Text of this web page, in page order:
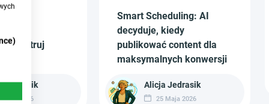
filtruj
Jedrasik
Maja 2026
Smart Scheduling: AI
decyduje, kiedy
publikować content dla
maksymalnych konwersji
Alicja Jedrasik
25 Maja 2026